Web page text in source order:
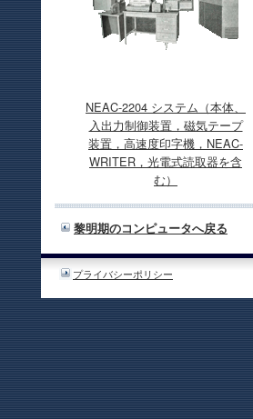
NEAC-2204 システム（本体、
入出力制御装置，磁気テープ
装置，高速度印字機，NEAC-
WRITER，光電式読取器を含
む）
黎明期のコンピュータへ戻る
プライバシーポリシー